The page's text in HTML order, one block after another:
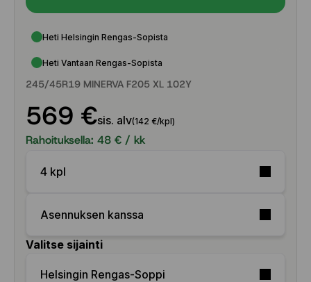
Heti Helsingin Rengas-Sopista
Heti Vantaan Rengas-Sopista
245/45R19 MINERVA F205 XL 102Y
569 €sis. alv(142 €/kpl)
Rahoituksella: 48 € / kk
4 kpl
Asennuksen kanssa
Valitse sijainti
Helsingin Rengas-Soppi